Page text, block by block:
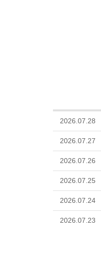
2026.07.28
2026.07.27
2026.07.26
2026.07.25
2026.07.24
2026.07.23